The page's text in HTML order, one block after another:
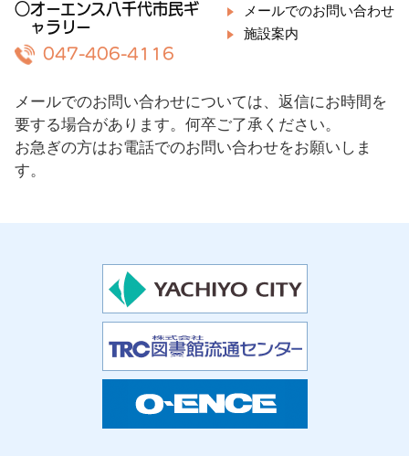
○オーエンス八千代市民ギ
ャラリー
047-406-4116
メールでのお問い合わせ
施設案内
メールでのお問い合わせについては、返信にお時間を
要する場合があります。何卒ご了承ください。
お急ぎの方はお電話でのお問い合わせをお願いしま
す。